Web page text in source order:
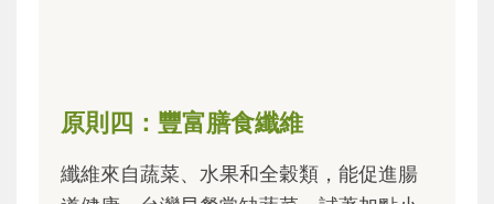
原則四：豐富膳食纖維
纖維來自蔬菜、水果和全穀類，能促進腸